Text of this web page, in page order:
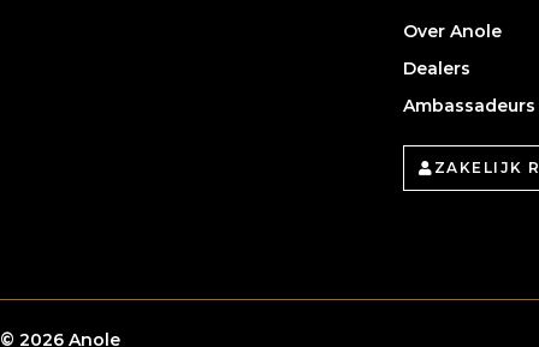
Over Anole
Dealers
Ambassadeurs
ZAKELIJK
© 2026 Anole